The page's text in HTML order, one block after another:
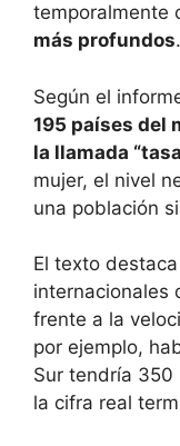
temporalmente
más profundos.
Según el
195 países del
la llamada
mujer, el nivel
una población
El texto
internacionales
frente a la
por ejemplo,
Sur tendría 350
la cifra real